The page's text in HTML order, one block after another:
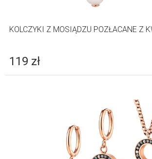
KOLCZYKI Z MOSIĄDZU POZŁACANE Z
119 zł